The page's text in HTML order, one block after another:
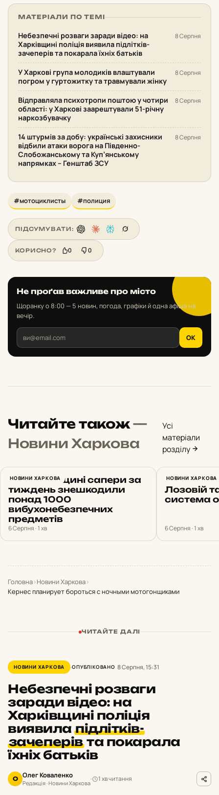
МАТЕРІАЛИ ПО ТЕМІ
Небезпечні розваги заради відео: на
Харківщині поліція виявила підлітків-
зачеперів та покарала їхніх батьків
8 Серпня
У Харкові група молодиків влаштували
погром у гуртожитку та травмували жінку
8 Серпня
Відправляла психотропи поштою у чотири
області: у Харкові заарештували 51-річну
наркозбувачку
8 Серпня
14 штурмів за добу: українські захисники
відбили атаки ворога на Південно-
Слобожанському та Куп’янському
напрямках – Генштаб ЗСУ
8 Серпня
#мотоциклисты #полиция
ПІДСУМУВАТИ:
КОРИСНО? 0 0
Не проґав важливе про місто
Щоранку о 8:00 — 5 новин, погода, графіки й одна афіша на
вечір.
OK
Читайте також—
Новини Харкова
Усі
матеріали
розділу
НОВИНИ ХАРКОВА
На Харківщині сапери за
тиждень знешкодили
понад 1000
вибухонебезпечних
предметів
6 Серпня · 1 хв
НОВИНИ ХАРКОВА
Харків 6
Лозовій
система
6 Серпня · 1 хв
Головна›Новини Харкова›
Кернес планирует бороться с ночными мотогонщиками
ЧИТАЙТЕ ДАЛІ
НОВИНИ ХАРКОВА ОПУБЛІКОВАНО 8 Серпня, 15:31
Небезпечні розваги
заради відео: на
Харківщині поліція
виявилапідлітків-
зачеперівта покарала
їхніх батьків
О Олег Коваленко
Редакція · Новини Харкова
1 хв читання